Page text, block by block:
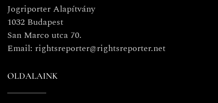
Jogriporter Alapítvány
1032 Budapest
San Marco utca 70.
Email: rightsreporter@rightsreporter.net
OLDALAINK